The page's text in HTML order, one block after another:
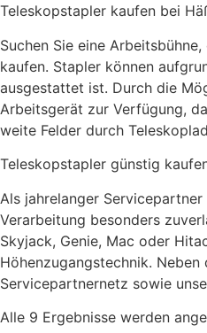
Teleskopstapler kaufen bei
Suchen Sie eine
kaufen. Stapler können
ausgestattet ist. Durch die
Arbeitsgerät zur Verfügung,
weite Felder durch
Teleskopstapler günstig
Als jahrelanger
Verarbeitung besonders
Skyjack, Genie, Mac oder
Höhenzugangstechnik.
Servicepartnernetz sowie
Alle 9 Ergebnisse werden